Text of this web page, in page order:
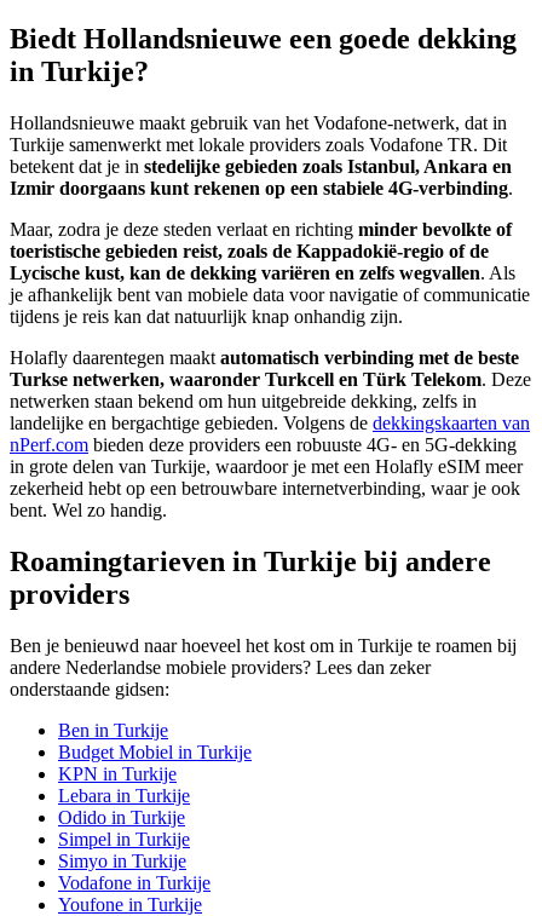
Biedt Hollandsnieuwe een goede dekking
in Turkije?
​Hollandsnieuwe maakt gebruik van het Vodafone-netwerk, dat in
Turkije samenwerkt met lokale providers zoals Vodafone TR. Dit
betekent dat je in stedelijke gebieden zoals Istanbul, Ankara en
Izmir doorgaans kunt rekenen op een stabiele 4G-verbinding.
Maar, zodra je deze steden verlaat en richting minder bevolkte of
toeristische gebieden reist, zoals de Kappadokië-regio of de
Lycische kust, kan de dekking variëren en zelfs wegvallen. Als
je afhankelijk bent van mobiele data voor navigatie of communicatie
tijdens je reis kan dat natuurlijk knap onhandig zijn.
Holafly daarentegen maakt automatisch verbinding met de beste
Turkse netwerken, waaronder Turkcell en Türk Telekom. Deze
netwerken staan bekend om hun uitgebreide dekking, zelfs in
landelijke en bergachtige gebieden. Volgens de dekkingskaarten van
nPerf.com bieden deze providers een robuuste 4G- en 5G-dekking
in grote delen van Turkije, waardoor je met een Holafly eSIM meer
zekerheid hebt op een betrouwbare internetverbinding, waar je ook
bent. Wel zo handig.
Roamingtarieven in Turkije bij andere
providers
Ben je benieuwd naar hoeveel het kost om in Turkije te roamen bij
andere Nederlandse mobiele providers? Lees dan zeker
onderstaande gidsen:
Ben in Turkije
Budget Mobiel in Turkije
KPN in Turkije
Lebara in Turkije
Odido in Turkije
Simpel in Turkije
Simyo in Turkije
Vodafone in Turkije
Youfone in Turkije